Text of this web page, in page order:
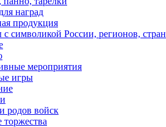
наград
продукция
символикой России, регионов, стран
мероприятия
игры
родов войск